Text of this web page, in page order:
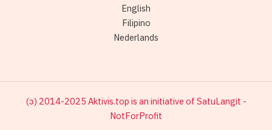
English
Filipino
Nederlands
(ɔ) 2014-2025 Aktivis.top is an initiative of SatuLangit -
NotForProfit